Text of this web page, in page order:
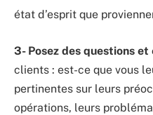
état d’esprit que
3- Posez des questions et
clients : est-ce que vous
pertinentes sur leurs
opérations, leurs